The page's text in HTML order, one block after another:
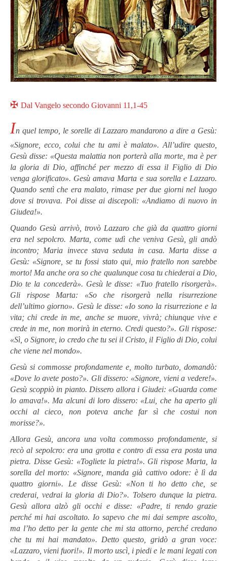
✠ Dal Vangelo secondo Giovanni 11,1-45
In quel tempo, le sorelle di Lazzaro mandarono a dire a Gesù:
«Signore, ecco, colui che tu ami è malato». All’udire questo,
Gesù disse: «Questa malattia non porterà alla morte, ma è per
la gloria di Dio, affinché per mezzo di essa il Figlio di Dio
venga glorificato». Gesù amava Marta e sua sorella e Lazzaro.
Quando sentì che era malato, rimase per due giorni nel luogo
dove si trovava. Poi disse ai discepoli: «Andiamo di nuovo in
Giudea!».
Quando Gesù arrivò, trovò Lazzaro che già da quattro giorni
era nel sepolcro. Marta, come udì che veniva Gesù, gli andò
incontro; Maria invece stava seduta in casa. Marta disse a
Gesù: «Signore, se tu fossi stato qui, mio fratello non sarebbe
morto! Ma anche ora so che qualunque cosa tu chiederai a Dio,
Dio te la concederà». Gesù le disse: «Tuo fratello risorgerà».
Gli rispose Marta: «So che risorgerà nella risurrezione
dell’ultimo giorno». Gesù le disse: «Io sono la risurrezione e la
vita; chi crede in me, anche se muore, vivrà; chiunque vive e
crede in me, non morirà in eterno. Credi questo?». Gli rispose:
«Sì, o Signore, io credo che tu sei il Cristo, il Figlio di Dio, colui
che viene nel mondo».
Gesù si commosse profondamente e, molto turbato, domandò:
«Dove lo avete posto?». Gli dissero: «Signore, vieni a vedere!».
Gesù scoppiò in pianto. Dissero allora i Giudei: «Guarda come
lo amava!». Ma alcuni di loro dissero: «Lui, che ha aperto gli
occhi al cieco, non poteva anche far sì che costui non
morisse?».
Allora Gesù, ancora una volta commosso profondamente, si
recò al sepolcro: era una grotta e contro di essa era posta una
pietra. Disse Gesù: «Togliete la pietra!». Gli rispose Marta, la
sorella del morto: «Signore, manda già cattivo odore: è lì da
quattro giorni». Le disse Gesù: «Non ti ho detto che, se
crederai, vedrai la gloria di Dio?». Tolsero dunque la pietra.
Gesù allora alzò gli occhi e disse: «Padre, ti rendo grazie
perché mi hai ascoltato. Io sapevo che mi dai sempre ascolto,
ma l’ho detto per la gente che mi sta attorno, perché credano
che tu mi hai mandato». Detto questo, gridò a gran voce:
«Lazzaro, vieni fuori!». Il morto uscì, i piedi e le mani legati con